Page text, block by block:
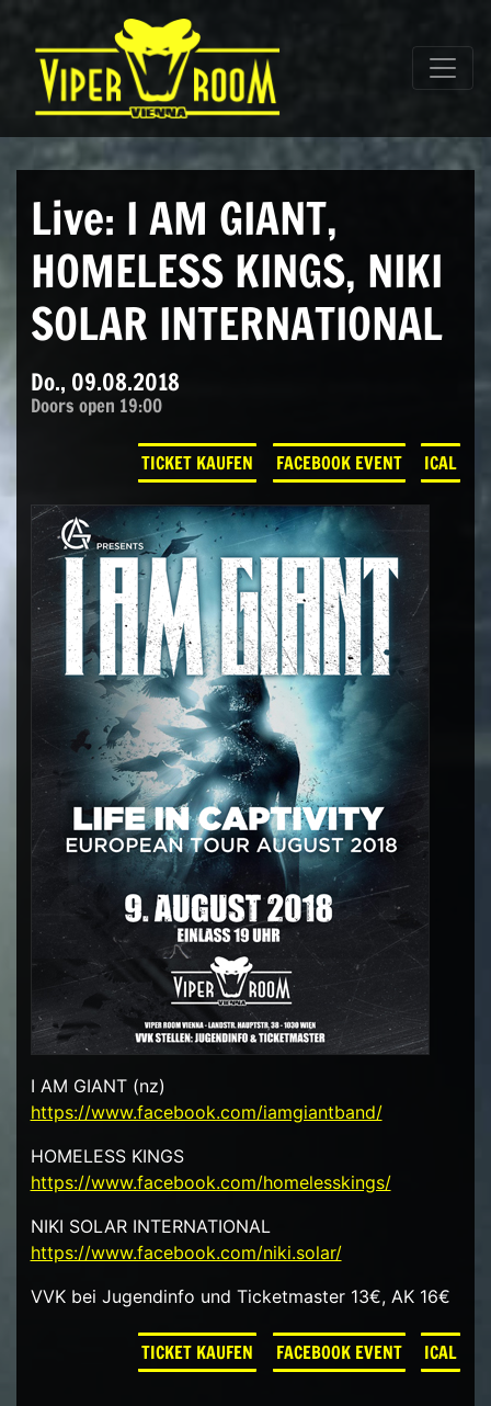
Hauptnavigation
Live: I AM GIANT,
HOMELESS KINGS, NIKI
SOLAR INTERNATIONAL
Do., 09.08.2018
Doors open 19:00
TICKET KAUFEN FACEBOOK EVENT ICAL
I AM GIANT (nz)
https://www.facebook.com/iamgiantband/
HOMELESS KINGS
https://www.facebook.com/homelesskings/
NIKI SOLAR INTERNATIONAL
https://www.facebook.com/niki.solar/
VVK bei Jugendinfo und Ticketmaster 13€, AK 16€
TICKET KAUFEN FACEBOOK EVENT ICAL